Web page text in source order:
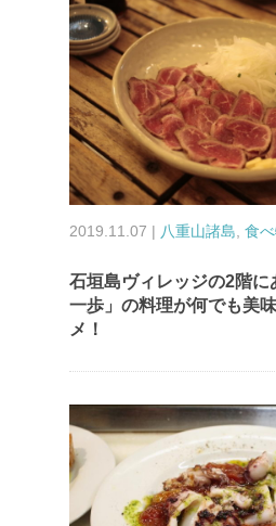
2019.11.07 | 八重山諸島 食
石垣島ヴィレッジの2階に
一歩」の料理が何でも美
メ！